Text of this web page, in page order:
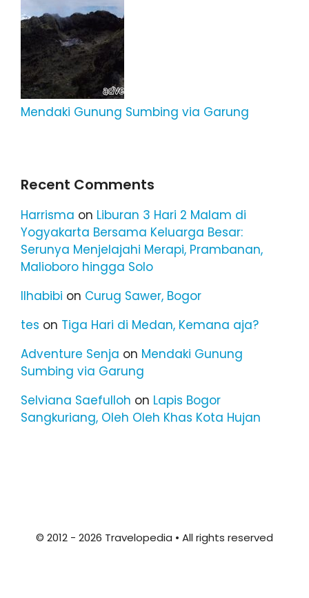
Mendaki Gunung Sumbing via Garung
Recent Comments
Harrisma on Liburan 3 Hari 2 Malam di
Yogyakarta Bersama Keluarga Besar:
Serunya Menjelajahi Merapi, Prambanan,
Malioboro hingga Solo
Ilhabibi on Curug Sawer, Bogor
tes on Tiga Hari di Medan, Kemana aja?
Adventure Senja on Mendaki Gunung
Sumbing via Garung
Selviana Saefulloh on Lapis Bogor
Sangkuriang, Oleh Oleh Khas Kota Hujan
© 2012 - 2026 Travelopedia • All rights reserved